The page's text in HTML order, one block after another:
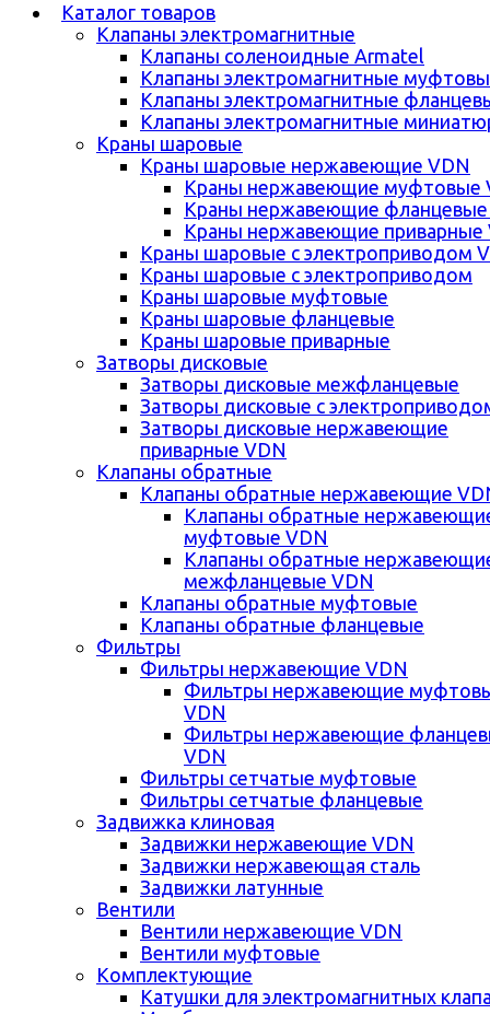
Каталог товаров
Клапаны электромагнитные
Клапаны соленоидные Armatel
Клапаны электромагнитные
Клапаны электромагнитные
Клапаны электромагнитные
Краны шаровые
Краны шаровые нержавеющие VDN
Краны нержавеющие муфтовые
Краны нержавеющие фланцевые
Краны нержавеющие приварные
Краны шаровые с электроприводом
Краны шаровые с электроприводом
Краны шаровые муфтовые
Краны шаровые фланцевые
Краны шаровые приварные
Затворы дисковые
Затворы дисковые межфланцевые
Затворы дисковые с
Затворы дисковые нержавеющие
приварные VDN
Клапаны обратные
Клапаны обратные нержавеющие
Клапаны обратные
муфтовые VDN
Клапаны обратные
межфланцевые VDN
Клапаны обратные муфтовые
Клапаны обратные фланцевые
Фильтры
Фильтры нержавеющие VDN
Фильтры нержавеющие
VDN
Фильтры нержавеющие
VDN
Фильтры сетчатые муфтовые
Фильтры сетчатые фланцевые
Задвижка клиновая
Задвижки нержавеющие VDN
Задвижки нержавеющая сталь
Задвижки латунные
Вентили
Вентили нержавеющие VDN
Вентили муфтовые
Комплектующие
Катушки для электромагнитных